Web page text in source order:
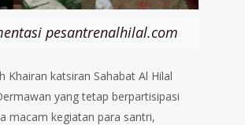
pesantrenalhilal.com
Khairan katsiran Sahabat Al Hilal
yang tetap berpartisipasi
macam kegiatan para santri,